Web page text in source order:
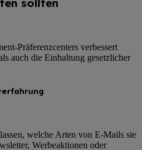
sollten
Präferenzcenters verbessert
auch die Einhaltung gesetzlicher
welche Arten von E-Mails sie
Werbeaktionen oder